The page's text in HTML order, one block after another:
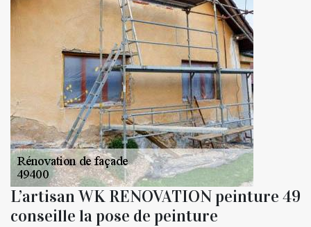
L’artisan WK RENOVATION peinture 49
conseille la pose de peinture